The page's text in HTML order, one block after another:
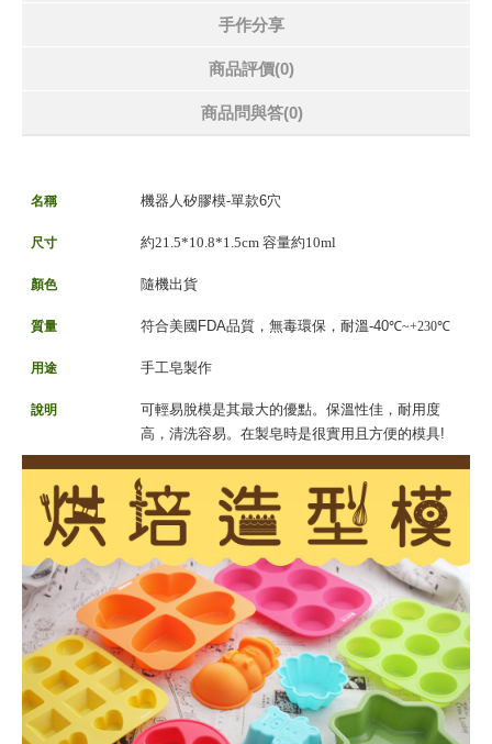
手作分享
商品評價(0)
商品問與答(0)
名稱 機器人矽膠模-單款6穴
尺寸 約21.5*10.8*1.5cm 容量約10ml
顏色 隨機出貨
質量 符合美國FDA品質，無毒環保，耐溫-40℃~+230℃
用途 手工皂製作
說明
可輕易脫模是其最大的優點。保溫性佳，耐用度
高，清洗容易。在製皂時是很實用且方便的模具!